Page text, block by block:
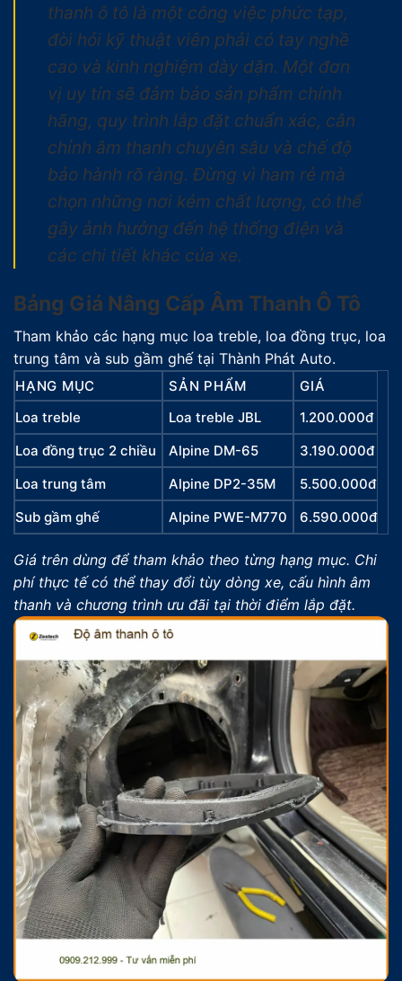
thanh ô tô là một công việc phức tạp,
đòi hỏi kỹ thuật viên phải có tay nghề
cao và kinh nghiệm dày dặn. Một đơn
vị uy tín sẽ đảm bảo sản phẩm chính
hãng, quy trình lắp đặt chuẩn xác, cân
chỉnh âm thanh chuyên sâu và chế độ
bảo hành rõ ràng. Đừng vì ham rẻ mà
chọn những nơi kém chất lượng, có thể
gây ảnh hưởng đến hệ thống điện và
các chi tiết khác của xe.
Bảng Giá Nâng Cấp Âm Thanh Ô Tô
Tham khảo các hạng mục loa treble, loa đồng trục, loa
trung tâm và sub gầm ghế tại Thành Phát Auto.
HẠNG MỤC SẢN PHẨM
GIÁ
Loa treble
Loa treble JBL
1.200.000đ
Loa đồng trục 2 chiều
Alpine DM-65
3.190.000đ
Loa trung tâm
Alpine DP2-35M
5.500.000đ
Sub gầm ghế
Alpine PWE-M770 6.590.000đ
Giá trên dùng để tham khảo theo từng hạng mục. Chi
phí thực tế có thể thay đổi tùy dòng xe, cấu hình âm
thanh và chương trình ưu đãi tại thời điểm lắp đặt.